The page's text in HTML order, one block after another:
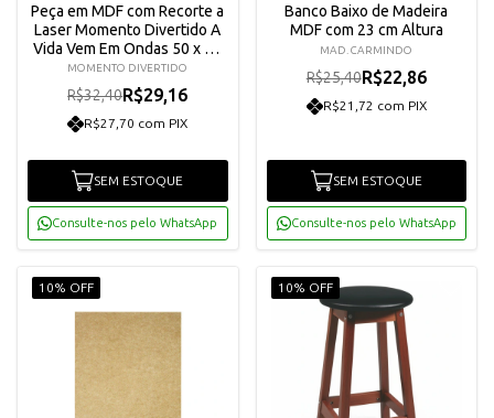
Peça em MDF com Recorte a
Laser Momento Divertido A
Vida Vem Em Ondas 50 x 25
cm ? 2122
MOMENTO DIVERTIDO
R$32,40R$29,16
R$27,70 com PIX
SEM ESTOQUE
Consulte-nos pelo WhatsApp
Banco Baixo de Madeira
MDF com 23 cm Altura
MAD. CARMINDO
R$25,40R$22,86
R$21,72 com PIX
SEM ESTOQUE
Consulte-nos pelo WhatsApp
10% OFF 10% OFF